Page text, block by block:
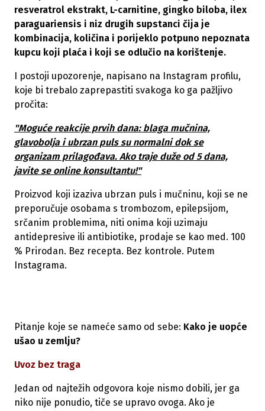
resveratrol ekstrakt, L-carnitine, gingko biloba, ilex
paraguariensis i niz drugih supstanci čija je
kombinacija, količina i porijeklo potpuno nepoznata
kupcu koji plaća i koji se odlučio na korištenje.
I postoji upozorenje, napisano na Instagram profilu,
koje bi trebalo zaprepastiti svakoga ko ga pažljivo
pročita:
"Moguće reakcije prvih dana: blaga mučnina,
glavobolja i ubrzan puls su normalni dok se
organizam prilagođava. Ako traje duže od 5 dana,
javite se online konsultantu!"
Proizvod koji izaziva ubrzan puls i mučninu, koji se ne
preporučuje osobama s trombozom, epilepsijom,
srčanim problemima, niti onima koji uzimaju
antidepresive ili antibiotike, prodaje se kao med. 100
% Prirodan. Bez recepta. Bez kontrole. Putem
Instagrama.
Pitanje koje se nameće samo od sebe: Kako je uopće
ušao u zemlju?
Uvoz bez traga
Jedan od najtežih odgovora koje nismo dobili, jer ga
niko nije ponudio, tiče se upravo ovoga. Ako je